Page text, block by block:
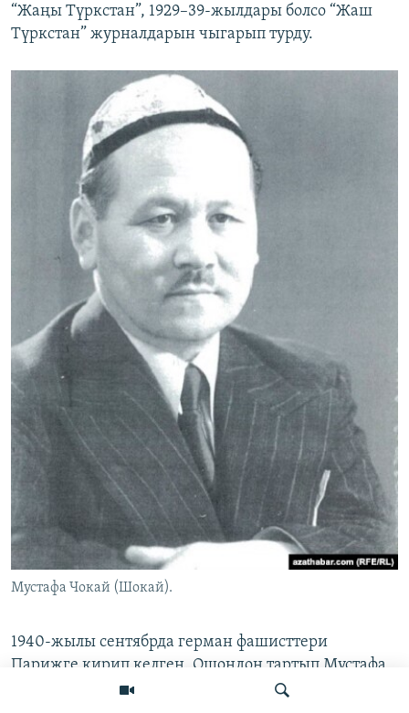
“Жаңы Түркстан”, 1929–39-жылдары болсо “Жаш
Түркстан” журналдарын чыгарып турду.
Мустафа Чокай (Шокай).
1940-жылы сентябрда герман фашисттери
Парижге кирип келген. Ошондон тартып Мустафа
Чокайдын азыр да кызуу талашка түшкөн турмушу